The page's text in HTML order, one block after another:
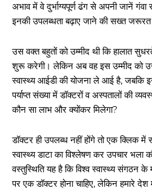
अभाव में वे दुर्भाग्यपूर्ण ढंग से अपनी जानें
इनकी उपलब्धता बढ़ाए जाने की सख्त
उस वक्त बहुतों को उम्मीद थी कि हालात
शुरू करेगी। लेकिन अब वह इस उम्मीद को
स्वास्थ्य आईडी की योजना ले आई है, जबकि
पर्याप्त संख्या में डॉक्टरों व अस्पतालों की
कौन सा लाभ और क्योंकर मिलेगा?
डॉक्टर ही उपलब्ध नहीं होंगे तो एक क्लिक
स्वास्थ्य डाटा का विश्लेषण कर उपचार भला
वस्तुस्थिति यह है कि विश्व स्वास्थ्य संगठन
पर एक डॉक्टर होना चाहिए, लेकिन हमारे